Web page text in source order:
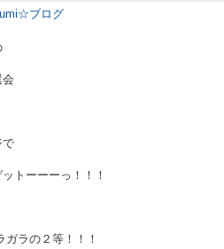
ブログ
で
トーーーっ！！！
ガラの２等！！！